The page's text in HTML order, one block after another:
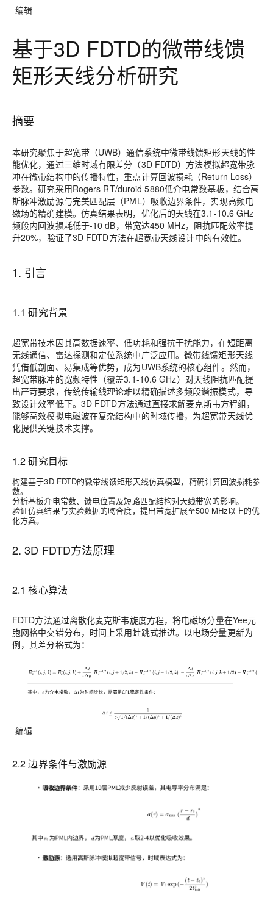
编辑
基于3D FDTD的微带线馈
矩形天线分析研究
摘要
本研究聚焦于超宽带（UWB）通信系统中微带线馈矩形天线的性
能优化，通过三维时域有限差分（3D FDTD）方法模拟超宽带脉
冲在微带结构中的传播特性，重点计算回波损耗（Return Loss）
参数。研究采用Rogers RT/duroid 5880低介电常数基板，结合高
斯脉冲激励源与完美匹配层（PML）吸收边界条件，实现高频电
磁场的精确建模。仿真结果表明，优化后的天线在3.1-10.6 GHz
频段内回波损耗低于-10 dB，带宽达450 MHz，阻抗匹配效率提
升20%，验证了3D FDTD方法在超宽带天线设计中的有效性。
1. 引言
1.1 研究背景
超宽带技术因其高数据速率、低功耗和强抗干扰能力，在短距离
无线通信、雷达探测和定位系统中广泛应用。微带线馈矩形天线
凭借低剖面、易集成等优势，成为UWB系统的核心组件。然而，
超宽带脉冲的宽频特性（覆盖3.1-10.6 GHz）对天线阻抗匹配提
出严苛要求，传统传输线理论难以精确描述多频段谐振模式，导
致设计效率低下。3D FDTD方法通过直接求解麦克斯韦方程组，
能够高效模拟电磁波在复杂结构中的时域传播，为超宽带天线优
化提供关键技术支撑。
1.2 研究目标
构建基于3D FDTD的微带线馈矩形天线仿真模型，精确计算回波损耗参
数。
分析基板介电常数、馈电位置及短路匹配结构对天线带宽的影响。
验证仿真结果与实验数据的吻合度，提出带宽扩展至500 MHz以上的优
化方案。
2. 3D FDTD方法原理
2.1 核心算法
FDTD方法通过离散化麦克斯韦旋度方程，将电磁场分量在Yee元
胞网格中交错分布，时间上采用蛙跳式推进。以电场分量更新为
例，其差分格式为：
编辑
2.2 边界条件与激励源